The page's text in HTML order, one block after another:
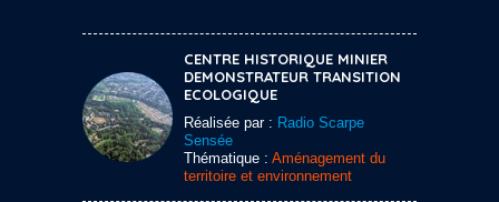
CENTRE HISTORIQUE MINIER
DEMONSTRATEUR TRANSITION
ECOLOGIQUE
Réalisée par : Radio Scarpe
Sensée
Thématique : Aménagement du
territoire et environnement